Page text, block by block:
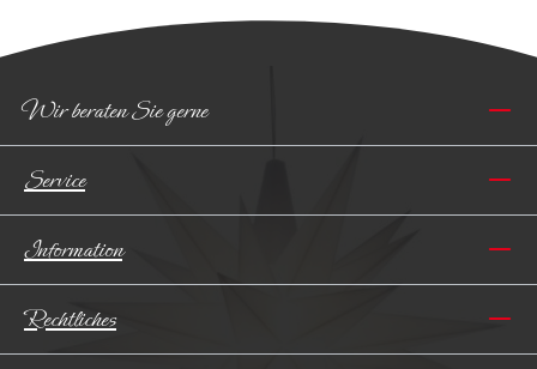
Wir beraten Sie gerne
Service
Information
Rechtliches